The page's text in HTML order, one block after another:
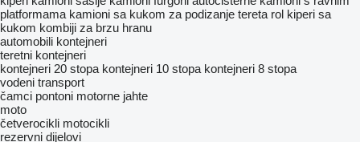
platformama kamioni sa kukom za podizanje tereta rol kiperi sa
kukom kombiji za brzu hranu
automobili kontejneri
teretni kontejneri
kontejneri 20 stopa kontejneri 10 stopa kontejneri 8 stopa
vodeni transport
čamci pontoni motorne jahte
moto
četverocikli motocikli
rezervni dijelovi